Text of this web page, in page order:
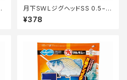
月下SＷLジグヘッドSS 0.5−N
o10
¥378